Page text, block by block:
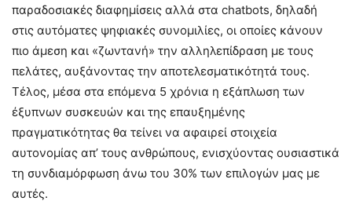
παραδοσιακές διαφημίσεις αλλά στα chatbots, δηλαδή
στις αυτόματες ψηφιακές συνομιλίες, οι οποίες κάνουν
πιο άμεση και «ζωντανή» την αλληλεπίδραση με τους
πελάτες, αυξάνοντας την αποτελεσματικότητά τους.
Τέλος, μέσα στα επόμενα 5 χρόνια η εξάπλωση των
έξυπνων συσκευών και της επαυξημένης
πραγματικότητας θα τείνει να αφαιρεί στοιχεία
αυτονομίας απ’ τους ανθρώπους, ενισχύοντας ουσιαστικά
τη συνδιαμόρφωση άνω του 30% των επιλογών μας με
αυτές.